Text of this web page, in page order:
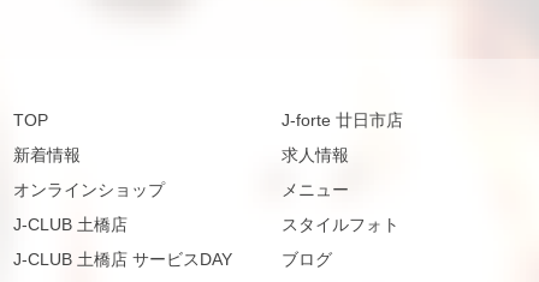
TOP
新着情報
オンラインショップ
J-CLUB 土橋店
J-CLUB 土橋店 サービスDAY
J-forte 廿日市店
求人情報
メニュー
スタイルフォト
ブログ